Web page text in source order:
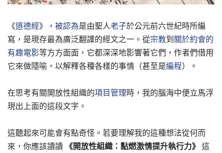
《道德經》， 被認為是由聖人老子於公元前六世紀時所編
寫，是現存最為廣泛翻譯的經文之一。從宗教到關於約會的
有趣電影等方方面面，它都深深地影響著它們，作者們借用
它來做隱喻，以解釋各種各樣的事情（甚至是編程）。
在思考有關開放性組織的項目管理時，我的腦海中便立馬浮
現出上面的這段文字。
這聽起來可能會有點奇怪。若要理解我的這種想法從何而
來，你應該讀讀 《開放性組織：點燃激情提升執行力》 這